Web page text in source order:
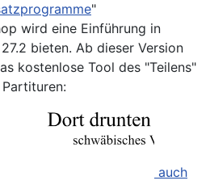
"
wird eine Einführung in
bieten. Ab dieser Version
kostenlose Tool des "Teilens"
auch